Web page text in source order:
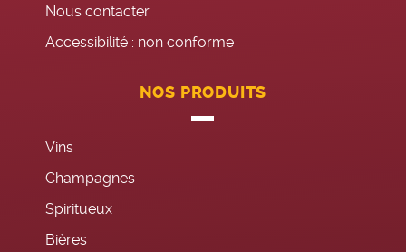
Nous contacter
Accessibilité : non conforme
NOS PRODUITS
Vins
Champagnes
Spiritueux
Bières